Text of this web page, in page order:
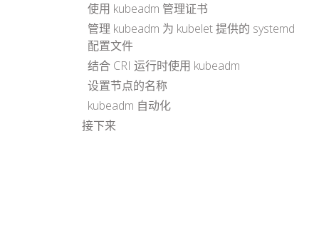
使用 kubeadm 管理证书
管理 kubeadm 为 kubelet 提供的 systemd
配置文件
结合 CRI 运行时使用 kubeadm
设置节点的名称
kubeadm 自动化
接下来